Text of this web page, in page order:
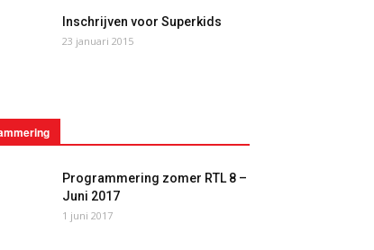
Inschrijven voor Superkids
23 januari 2015
Programmering zomer RTL 8 –
Juni 2017
1 juni 2017